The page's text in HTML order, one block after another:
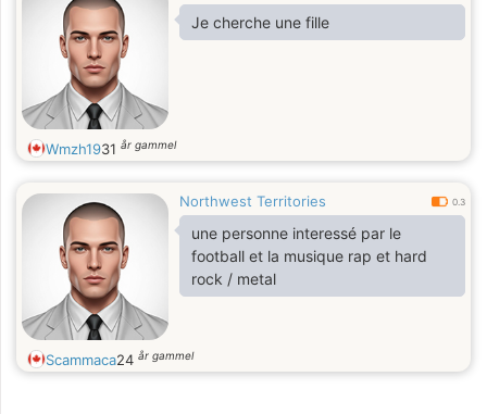
Je cherche une fille
Wmzh1931 år gammel
Northwest Territories 0.3
une personne interessé par le
football et la musique rap et hard
rock / metal
Scammaca24 år gammel